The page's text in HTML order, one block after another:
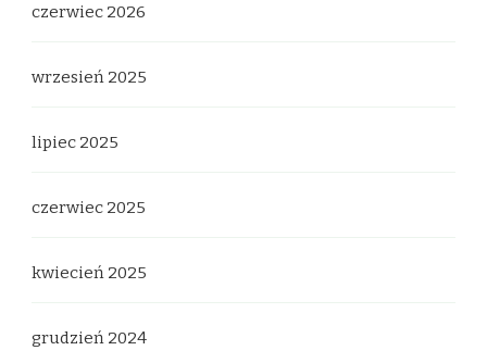
czerwiec 2026
wrzesień 2025
lipiec 2025
czerwiec 2025
kwiecień 2025
grudzień 2024